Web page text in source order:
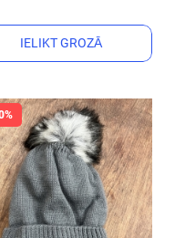
IELIKT GROZĀ